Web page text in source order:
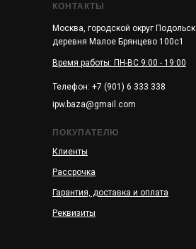
КОНТАКТЫ
Москва, городской округ Подольск
деревня Малое Брянцево 100с1
ipw.baza@gmail.com
Гарантия, доставка и оплата
Рассрочка
Клиенты
Реквизиты
ПОКУПАТЕЛЮ
Телефон: +7 (901) 6 333 338
Время работы: ПН-ВС 9:00 - 19:00